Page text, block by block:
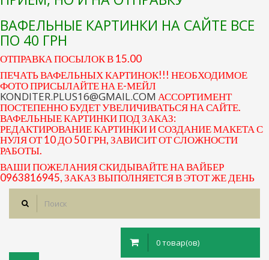
ВАФЕЛЬНЫЕ КАРТИНКИ НА САЙТЕ ВСЕ
ПО 40 ГРН
ОТПРАВКА ПОСЫЛОК В 15.00
ПЕЧАТЬ ВАФЕЛЬНЫХ КАРТИНОК!!! НЕОБХОДИМОЕ
ФОТО ПРИСЫЛАЙТЕ НА Е-МЕЙЛ
KONDITER.PLUS16@GMAIL.COM АССОРТИМЕНТ
ПОСТЕПЕННО БУДЕТ УВЕЛИЧИВАТЬСЯ НА САЙТЕ.
ВАФЕЛЬНЫЕ КАРТИНКИ ПОД ЗАКАЗ:
РЕДАКТИРОВАНИЕ КАРТИНКИ И СОЗДАНИЕ МАКЕТА С
НУЛЯ ОТ 10 ДО 50 ГРН, ЗАВИСИТ ОТ СЛОЖНОСТИ
РАБОТЫ.
ВАШИ ПОЖЕЛАНИЯ СКИДЫВАЙТЕ НА ВАЙБЕР
0963816945, ЗАКАЗ ВЫПОЛНЯЕТСЯ В ЭТОТ ЖЕ ДЕНЬ
0 товар(ов)